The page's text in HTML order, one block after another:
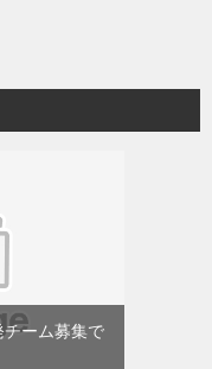
チーム募集で